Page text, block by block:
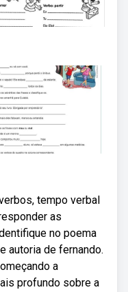
tempo verbal
as
no poema
autoria de fernando.
a
profundo sobre a